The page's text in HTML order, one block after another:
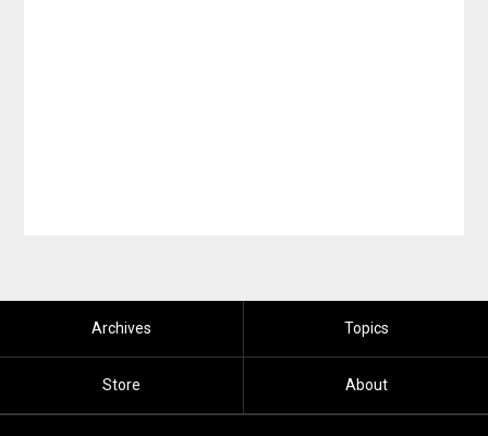
Archives Topics
Store About